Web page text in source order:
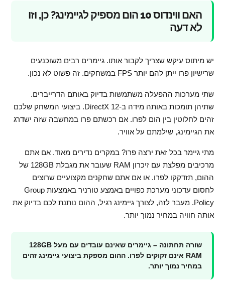
האם ווינדוס 10 הום מספיק לגיימינג? כן, וזו
לא דעה
יש מיתוס עיקש שצריך לקבור אותו. גיימרים רבים משוכנעים
שרישיון פרו ייתן להם יותר FPS במשחקים. זה פשוט לא נכון.
שתי מערכות ההפעלה משתמשות בדיוק באותם הדרייברים.
שתיהן תומכות באותה מידה ב-DirectX 12. ביצועי המשחק שלכם
זהים לחלוטין בין הום לפרו. אם רכשתם פרו במחשבה שזה ישדרג
את הגיימינג, שילמתם על אוויר.
מתי גיימר בכל זאת ירצה פרו? במקרים נדירים מאוד. אם אתם
מרכיבים מפלצת עם זיכרון RAM שעובר את מגבלת 128GB של
ההום, תזדקקו לפרו. או אם אתם שחקנים מקצועיים שרוצים
לחסום עדכוני מערכת כפויים באמצע טורניר באמצעות Group
Policy. מעבר לזה, לצורך גיימינג רגיל, ההום נותנת לכם בדיוק את
אותה חוויה במחיר נמוך יותר.
שורה תחתונה – גיימרים שאינם עובדים עם מעל 128GB
RAM אינם זקוקים לפרו. ההום מספקת ביצועי גיימינג זהים
במחיר נמוך יותר.